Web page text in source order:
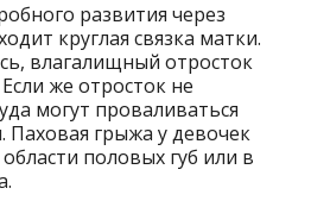
развития через
круглая связка матки.
влагалищный отросток
же отросток не
могут проваливаться
Паховая грыжа у девочек
половых губ или в